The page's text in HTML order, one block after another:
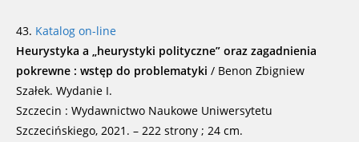
43. Katalog on-line
Heurystyka a „heurystyki polityczne” oraz zagadnienia
pokrewne : wstęp do problematyki / Benon Zbigniew
Szałek. Wydanie I.
Szczecin : Wydawnictwo Naukowe Uniwersytetu
Szczecińskiego, 2021. – 222 strony ; 24 cm.